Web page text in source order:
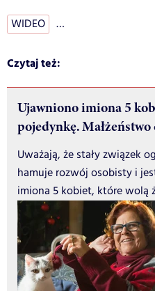
WIDEO …
Czytaj też:
Ujawniono imiona 5
pojedynkę.
Uważają, że stały związek
hamuje rozwój osobisty i
imiona 5 kobiet, które wolą